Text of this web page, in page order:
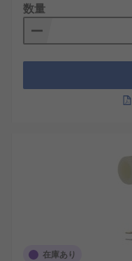
数量
在庫あり